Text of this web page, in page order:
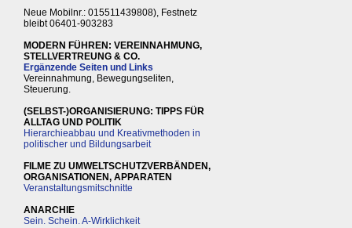
Neue Mobilnr.: 015511439808), Festnetz
bleibt 06401-903283
MODERN FÜHREN: VEREINNAHMUNG,
STELLVERTREUNG & CO.
Ergänzende Seiten und Links
Vereinnahmung, Bewegungseliten,
Steuerung.
(SELBST-)ORGANISIERUNG: TIPPS FÜR
ALLTAG UND POLITIK
Hierarchieabbau und Kreativmethoden in
politischer und Bildungsarbeit
FILME ZU UMWELTSCHUTZVERBÄNDEN,
ORGANISATIONEN, APPARATEN
Veranstaltungsmitschnitte
ANARCHIE
Sein. Schein. A-Wirklichkeit